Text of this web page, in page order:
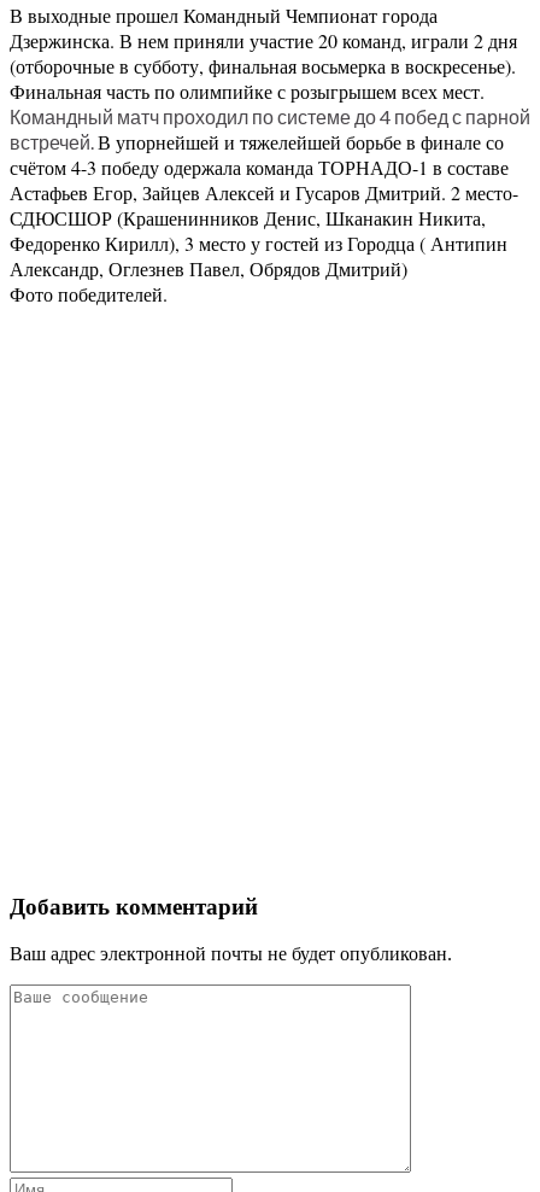
В выходные прошел Командный Чемпионат города
Дзержинска. В нем приняли участие 20 команд, играли 2 дня
(отборочные в субботу, финальная восьмерка в воскресенье).
Финальная часть по олимпийке с розыгрышем всех мест.
Командный матч проходил по системе до 4 побед с парной
встречей. В упорнейшей и тяжелейшей борьбе в финале со
счётом 4-3 победу одержала команда ТОРНАДО-1 в составе
Астафьев Егор, Зайцев Алексей и Гусаров Дмитрий. 2 место-
СДЮСШОР (Крашенинников Денис, Шканакин Никита,
Федоренко Кирилл), 3 место у гостей из Городца ( Антипин
Александр, Оглезнев Павел, Обрядов Дмитрий)
Фото победителей.
Добавить комментарий
Ваш адрес электронной почты не будет опубликован.